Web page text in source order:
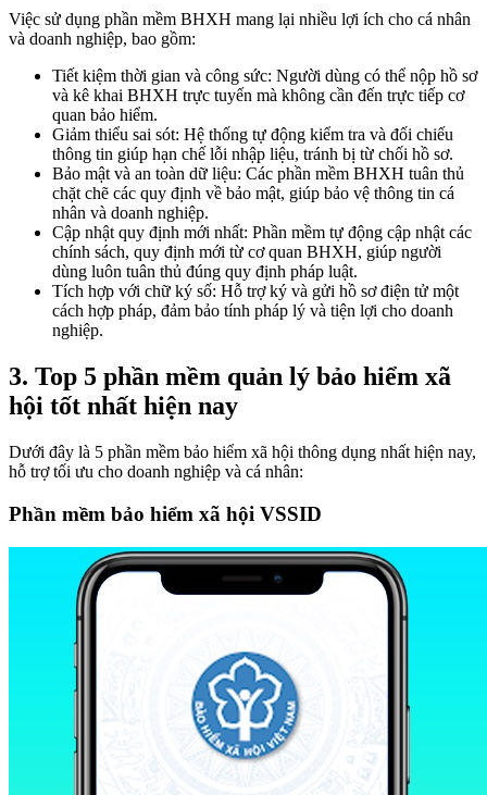
Việc sử dụng phần mềm BHXH mang lại nhiều lợi ích cho cá nhân
và doanh nghiệp, bao gồm:
Tiết kiệm thời gian và công sức: Người dùng có thể nộp hồ sơ
và kê khai BHXH trực tuyến mà không cần đến trực tiếp cơ
quan bảo hiểm.
Giảm thiểu sai sót: Hệ thống tự động kiểm tra và đối chiếu
thông tin giúp hạn chế lỗi nhập liệu, tránh bị từ chối hồ sơ.
Bảo mật và an toàn dữ liệu: Các phần mềm BHXH tuân thủ
chặt chẽ các quy định về bảo mật, giúp bảo vệ thông tin cá
nhân và doanh nghiệp.
Cập nhật quy định mới nhất: Phần mềm tự động cập nhật các
chính sách, quy định mới từ cơ quan BHXH, giúp người
dùng luôn tuân thủ đúng quy định pháp luật.
Tích hợp với chữ ký số: Hỗ trợ ký và gửi hồ sơ điện tử một
cách hợp pháp, đảm bảo tính pháp lý và tiện lợi cho doanh
nghiệp.
3. Top 5 phần mềm quản lý bảo hiểm xã
hội tốt nhất hiện nay
Dưới đây là 5 phần mềm bảo hiểm xã hội thông dụng nhất hiện nay,
hỗ trợ tối ưu cho doanh nghiệp và cá nhân:
Phần mềm bảo hiểm xã hội VSSID